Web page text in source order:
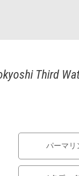
Third
パーマリ